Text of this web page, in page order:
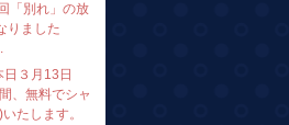
「別れ」の放
りました
日３月13日
、無料でシャ
たします。